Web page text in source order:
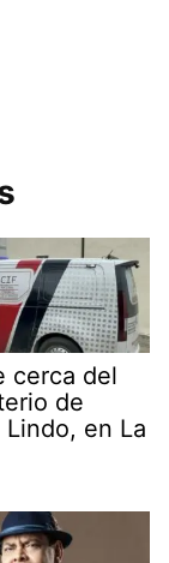
cerca del
de
Lindo, en La